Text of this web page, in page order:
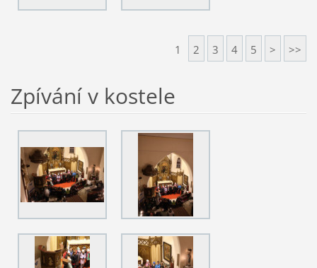
1 2 3 4 5 > >>
Zpívání v kostele